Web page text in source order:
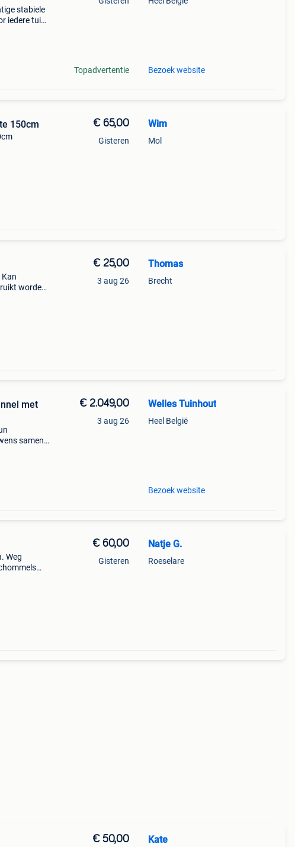
stabiele
iedere tuin.
Topadvertentie Bezoek website
150cm € 65,00
Gisteren
Wim
Mol
worden.
€ 25,00
3 aug 26
Thomas
Brecht
met
samen
€ 2.049,00
3 aug 26
Welles Tuinhout
Heel België
Bezoek website
Weg
€ 60,00
Gisteren
Natje G.
Roeselare
€ 50,00 Kate